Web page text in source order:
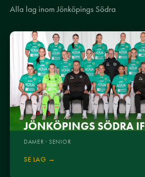
Alla lag inom Jönköpings Södra
JÖNKÖPINGS SÖDRA IF
DAMER · SENIOR
SE LAG →